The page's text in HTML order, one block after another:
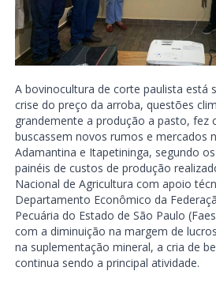
A bovinocultura de corte paulista está
crise do preço da arroba, questões
grandemente a produção a pasto, fez
buscassem novos rumos e mercados
Adamantina e Itapetininga, segundo
painéis de custos de produção
Nacional de Agricultura com apoio
Departamento Econômico da
Pecuária do Estado de São Paulo
com a diminuição na margem de
na suplementação mineral, a cria de
continua sendo a principal atividade.